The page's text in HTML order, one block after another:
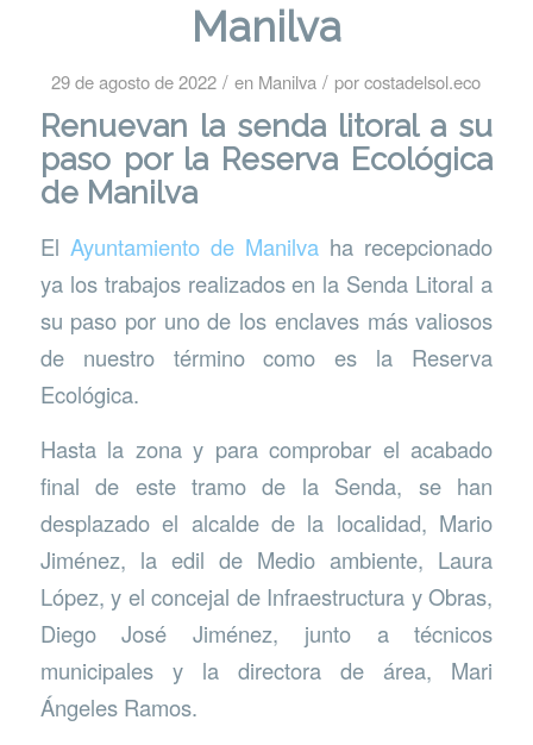
Manilva
29 de agosto de 2022 / en Manilva / porcostadelsol.eco
Renuevan la senda litoral a su
paso por la Reserva Ecológica
de Manilva
El Ayuntamiento de Manilva ha recepcionado
ya los trabajos realizados en la Senda Litoral a
su paso por uno de los enclaves más valiosos
de nuestro término como es la Reserva
Ecológica.
Hasta la zona y para comprobar el acabado
final de este tramo de la Senda, se han
desplazado el alcalde de la localidad, Mario
Jiménez, la edil de Medio ambiente, Laura
López, y el concejal de Infraestructura y Obras,
Diego José Jiménez, junto a técnicos
municipales y la directora de área, Mari
Ángeles Ramos.